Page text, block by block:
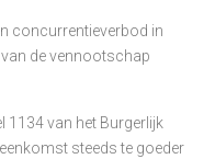
concurrentieverbod in
de vennootschap
1134 van het Burgerlijk
steeds te goeder